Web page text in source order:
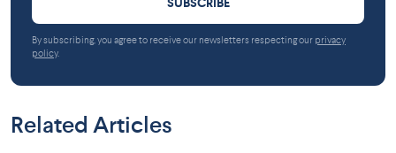
SUBSCRIBE
By subscribing, you agree to receive our newsletters respecting our privacy
policy.
Related Articles